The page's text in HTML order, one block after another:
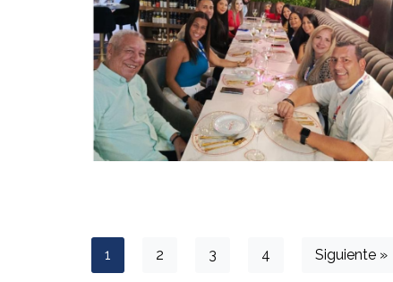
1 2 3 4 Siguiente »